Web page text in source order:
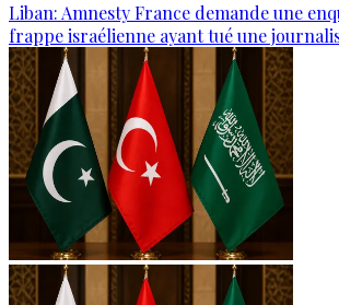
Liban: Amnesty France demande une
frappe israélienne ayant tué une